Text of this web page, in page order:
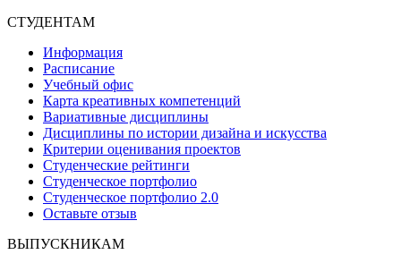
СТУДЕНТАМ
Информация
Расписание
Учебный офис
Карта креативных компетенций
Вариативные дисциплины
Дисциплины по истории дизайна и искусства
Критерии оценивания проектов
Студенческие рейтинги
Студенческое портфолио
Студенческое портфолио 2.0
Оставьте отзыв
ВЫПУСКНИКАМ